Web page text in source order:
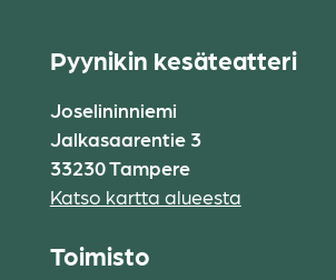
Pyynikin kesäteatteri
Joselininniemi
Jalkasaarentie 3
33230 Tampere
Katso kartta alueesta
Toimisto